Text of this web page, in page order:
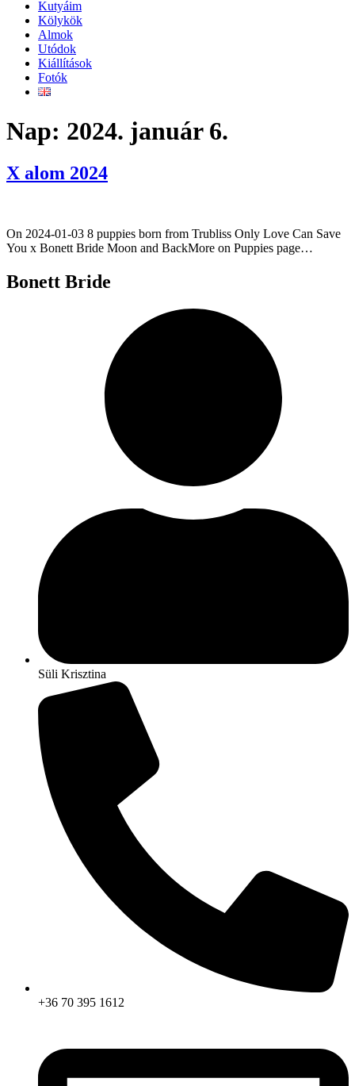
Kutyáim
Kölykök
Almok
Utódok
Kiállítások
Fotók
Nap: 2024. január 6.
X alom 2024
On 2024-01-03 8 puppies born from Trubliss Only Love Can Save
You x Bonett Bride Moon and BackMore on Puppies page…
Bonett Bride
Süli Krisztina
+36 70 395 1612